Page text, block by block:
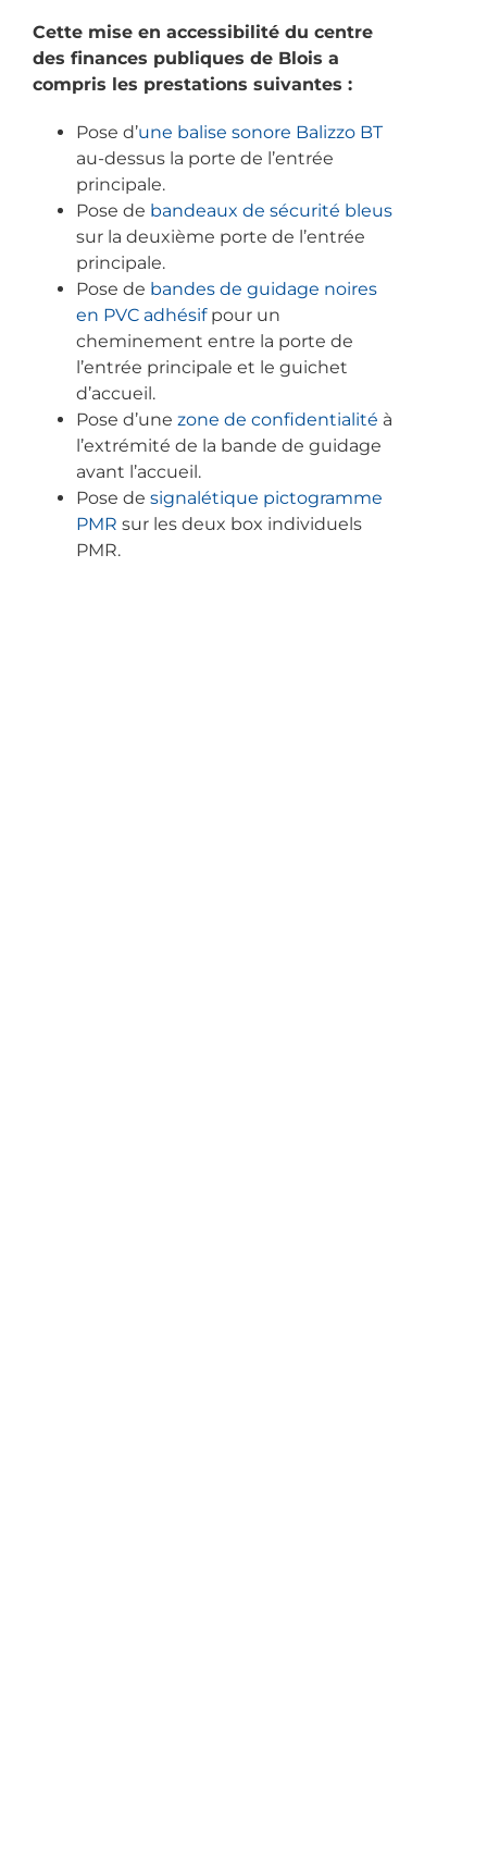
Cette mise en accessibilité du centre
des finances publiques de Blois a
compris les prestations suivantes :
Pose d’une balise sonore Balizzo BT
au-dessus la porte de l’entrée
principale.
Pose de bandeaux de sécurité bleus
sur la deuxième porte de l’entrée
principale.
Pose de bandes de guidage noires
en PVC adhésifpour un
cheminement entre la porte de
l’entrée principale et le guichet
d’accueil.
Pose d’une zone de confidentialité à
l’extrémité de la bande de guidage
avant l’accueil.
Pose de signalétique pictogramme
PMR sur les deux box individuels
PMR.